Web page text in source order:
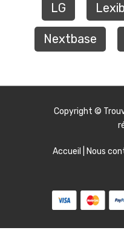
LG
Nextbase
Copyright ©
Accueil Nous